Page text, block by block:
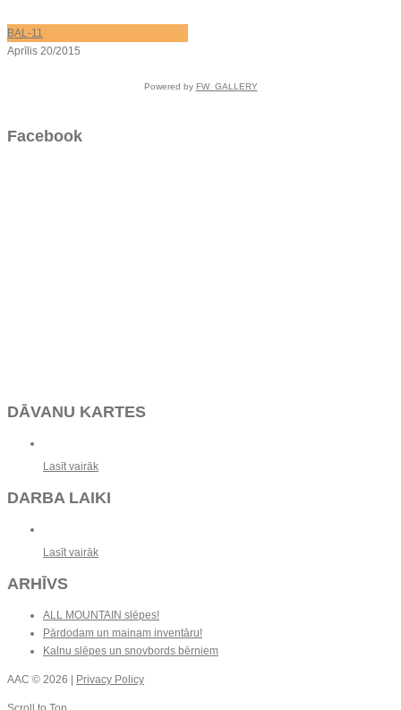
BAL-11
Aprīlis 20/2015
Powered by FW_GALLERY
Facebook
DĀVANU KARTES
Lasīt vairāk
DARBA LAIKI
Lasīt vairāk
ARHĪVS
ALL MOUNTAIN slēpes!
Pārdodam un mainam inventāru!
Kalnu slēpes un snovbords bērniem
AAC © 2026 | Privacy Policy